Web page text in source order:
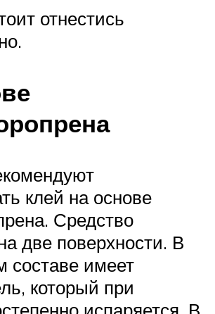
отнестись
клей на основе
Средство
две поверхности. В
составе имеет
который при